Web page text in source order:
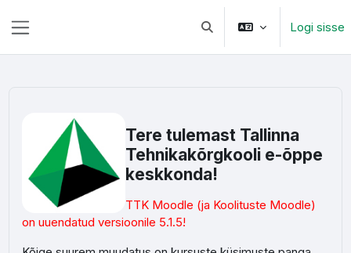
Lülitab otsingu sisendiLogi sisse
Tere tulemast Tallinna
Tehnikakõrgkooli e-õppe
keskkonda!
TTK Moodle (ja Koolituste Moodle)
on uuendatud versioonile 5.1.5!